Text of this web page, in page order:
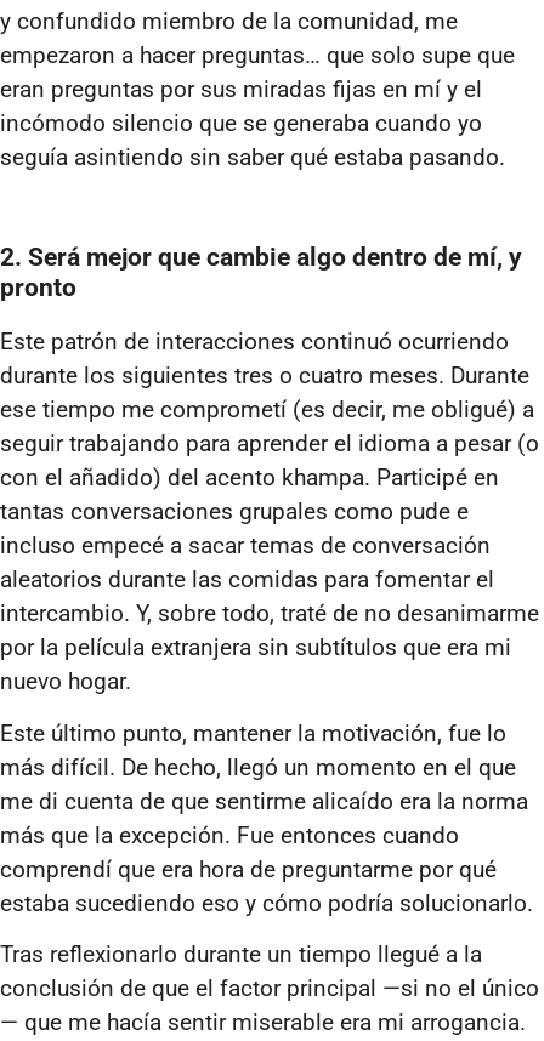
y confundido miembro de la comunidad, me
empezaron a hacer preguntas… que solo supe que
eran preguntas por sus miradas fijas en mí y el
incómodo silencio que se generaba cuando yo
seguía asintiendo sin saber qué estaba pasando.
2. Será mejor que cambie algo dentro de mí, y
pronto
Este patrón de interacciones continuó ocurriendo
durante los siguientes tres o cuatro meses. Durante
ese tiempo me comprometí (es decir, me obligué) a
seguir trabajando para aprender el idioma a pesar (o
con el añadido) del acento khampa. Participé en
tantas conversaciones grupales como pude e
incluso empecé a sacar temas de conversación
aleatorios durante las comidas para fomentar el
intercambio. Y, sobre todo, traté de no desanimarme
por la película extranjera sin subtítulos que era mi
nuevo hogar.
Este último punto, mantener la motivación, fue lo
más difícil. De hecho, llegó un momento en el que
me di cuenta de que sentirme alicaído era la norma
más que la excepción. Fue entonces cuando
comprendí que era hora de preguntarme por qué
estaba sucediendo eso y cómo podría solucionarlo.
Tras reflexionarlo durante un tiempo llegué a la
conclusión de que el factor principal —si no el único
— que me hacía sentir miserable era mi arrogancia.